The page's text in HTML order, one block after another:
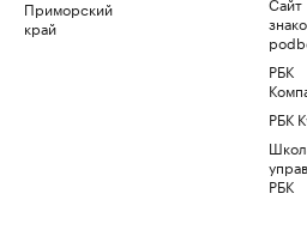
Приморский
край
РБК
РБК
РБК